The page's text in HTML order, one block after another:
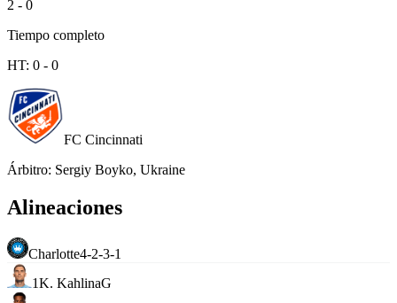
2 - 0
Tiempo completo
HT: 0 - 0
FC Cincinnati
Árbitro: Sergiy Boyko, Ukraine
Alineaciones
Charlotte4-2-3-1
1K. KahlinaG